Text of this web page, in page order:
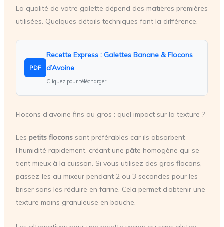
La qualité de votre galette dépend des matières premières
utilisées. Quelques détails techniques font la différence.
PDF
Recette Express : Galettes Banane & Flocons
d’Avoine
Cliquez pour télécharger
Flocons d’avoine fins ou gros : quel impact sur la texture ?
Les petits floconssont préférables car ils absorbent
l’humidité rapidement, créant une pâte homogène qui se
tient mieux à la cuisson. Si vous utilisez des gros flocons,
passez-les au mixeur pendant 2 ou 3 secondes pour les
briser sans les réduire en farine. Cela permet d’obtenir une
texture moins granuleuse en bouche.